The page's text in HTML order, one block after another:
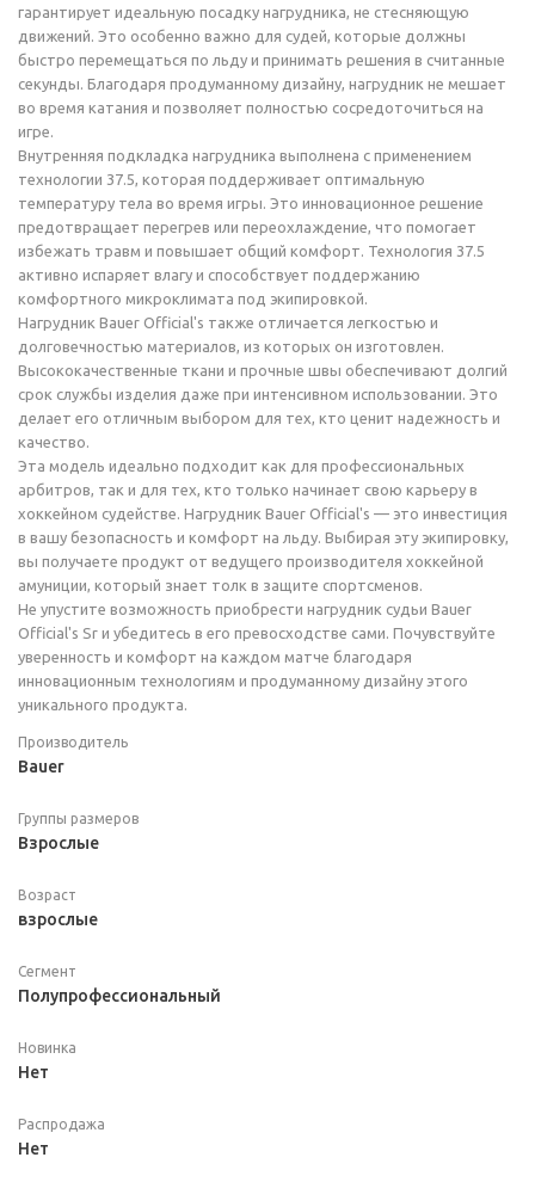
гарантирует идеальную посадку нагрудника, не стесняющую
движений. Это особенно важно для судей, которые должны
быстро перемещаться по льду и принимать решения в считанные
секунды. Благодаря продуманному дизайну, нагрудник не мешает
во время катания и позволяет полностью сосредоточиться на
игре.
Внутренняя подкладка нагрудника выполнена с применением
технологии 37.5, которая поддерживает оптимальную
температуру тела во время игры. Это инновационное решение
предотвращает перегрев или переохлаждение, что помогает
избежать травм и повышает общий комфорт. Технология 37.5
активно испаряет влагу и способствует поддержанию
комфортного микроклимата под экипировкой.
Нагрудник Bauer Official's также отличается легкостью и
долговечностью материалов, из которых он изготовлен.
Высококачественные ткани и прочные швы обеспечивают долгий
срок службы изделия даже при интенсивном использовании. Это
делает его отличным выбором для тех, кто ценит надежность и
качество.
Эта модель идеально подходит как для профессиональных
арбитров, так и для тех, кто только начинает свою карьеру в
хоккейном судействе. Нагрудник Bauer Official's — это инвестиция
в вашу безопасность и комфорт на льду. Выбирая эту экипировку,
вы получаете продукт от ведущего производителя хоккейной
амуниции, который знает толк в защите спортсменов.
Не упустите возможность приобрести нагрудник судьи Bauer
Official's Sr и убедитесь в его превосходстве сами. Почувствуйте
уверенность и комфорт на каждом матче благодаря
инновационным технологиям и продуманному дизайну этого
уникального продукта.
Производитель
Bauer
Группы размеров
Взрослые
Возраст
взрослые
Сегмент
Полупрофессиональный
Новинка
Нет
Распродажа
Нет